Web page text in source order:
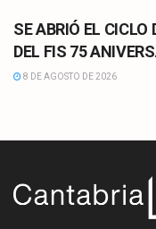
SE ABRIÓ EL
DEL FIS 75
8 DE AGOSTO DE 2026